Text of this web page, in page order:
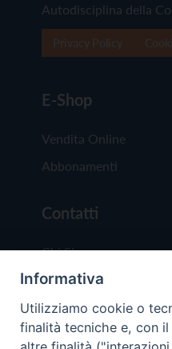
Autodisciplina della
E-Shop
Vendita Online
Abbonamenti
Contatti
Chi Siamo
Redazione
Scrivici
Informativa
Utilizziamo cookie o
finalità tecniche e, con